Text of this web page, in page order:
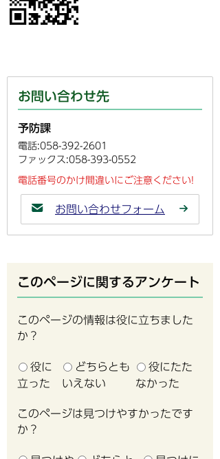
お問い合わせ先
予防課
電話:058-392-2601
ファックス:058-393-0552
電話番号のかけ間違いにご注意ください!
お問い合わせフォーム
このページに関するアンケート
このページの情報は役に立ちました
か？
役に
立った
どちらとも
いえない
役にたた
なかった
このページは見つけやすかったです
か？